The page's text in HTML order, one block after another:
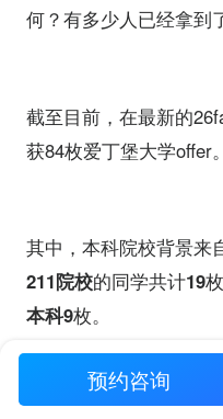
何？有多少人已经拿到
截至目前，在最新的
获84枚爱丁堡大学offer。
其中，本科院校背景来
211院校的同学共计19
本科9枚。
预约咨询